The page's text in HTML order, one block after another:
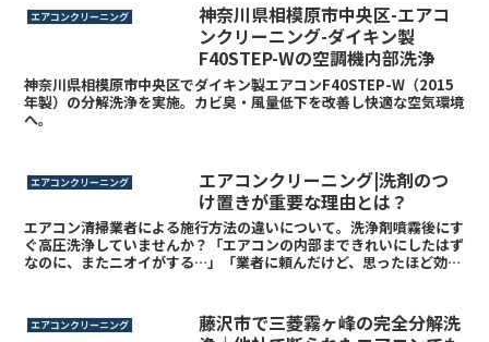
エアコンクリーニング
神奈川県相模原市中央区-エアコ
ンクリーニング-ダイキン製
F40STEP-Wの空調機内部洗浄
神奈川県相模原市中央区でダイキン製エアコンF40STEP-W（2015
年製）の分解洗浄を実施。カビ臭・風量低下を改善し快適な空気環境
へ。
エアコンクリーニング
エアコンクリーニング|洗剤のつ
け置きが重要な理由とは？
エアコン清掃業者による施行方法の違いについて。洗浄剤噴霧後にす
ぐ高圧洗浄していませんか？「エアコンの内部まできれいにしたはず
なのに、またニオイがする…」「業者に頼んだけど、思ったほど効果
エアコンクリーニング
藤沢市で三菱霧ヶ峰の完全分解洗